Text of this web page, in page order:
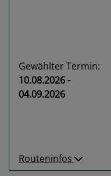
Gewählter Termin:
10.08.2026 -
04.09.2026
Routeninfos